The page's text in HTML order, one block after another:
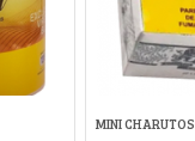
MINI CHARUTOS